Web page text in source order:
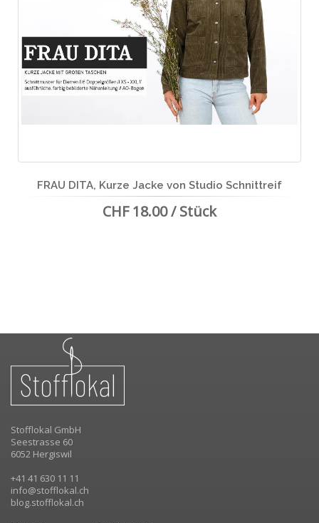
FRAU DITA, Kurze Jacke von Studio Schnittreif
CHF 18.00 / Stück
Stofflokal GmbH
Seestrasse 60
6052 Hergiswil
+41 41 630 11 11
info@stofflokal.ch
blog.stofflokal.ch